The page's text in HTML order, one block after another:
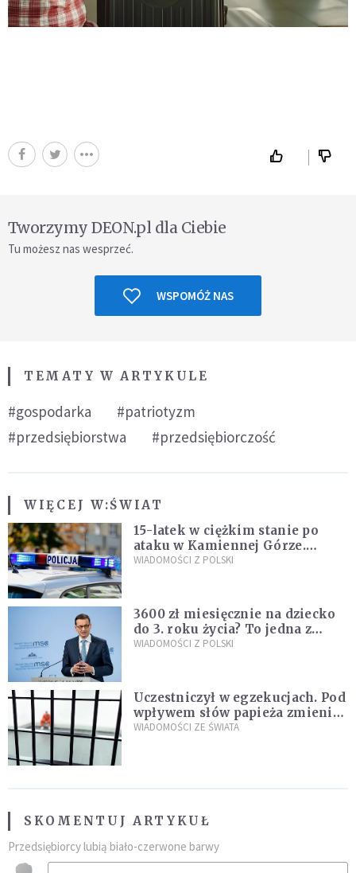
Tworzymy DEON.pl dla Ciebie
Tu możesz nas wesprzeć.
WSPOMÓŻ NAS
TEMATY W ARTYKULE
#gospodarka
#patriotyzm
#przedsiębiorstwa
#przedsiębiorczość
WIĘCEJ W:ŚWIAT
15-latek w ciężkim stanie po
ataku w Kamiennej Górze.
Policja zatrzymała dwóch
WIADOMOŚCI Z POLSKI
3600 zł miesięcznie na dziecko
do 3. roku życia? To jedna z
propozycji programu "Rozwój
WIADOMOŚCI Z POLSKI
Uczestniczył w egzekucjach. Pod
wpływem słów papieża zmienił
zdanie
WIADOMOŚCI ZE ŚWIATA
SKOMENTUJ ARTYKUŁ
Przedsiębiorcy lubią biało-czerwone barwy